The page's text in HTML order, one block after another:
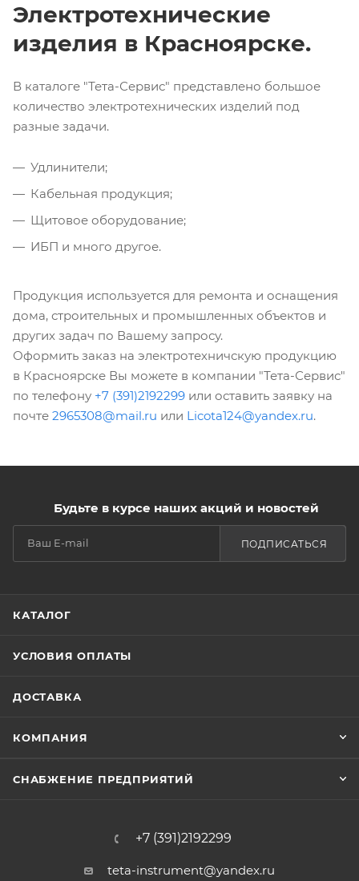
Электротехнические
изделия в Красноярске.
В каталоге "Тета-Сервис" представлено большое
количество электротехнических изделий под
разные задачи.
Удлинители;
Кабельная продукция;
Щитовое оборудование;
ИБП и много другое.
Продукция используется для ремонта и оснащения
дома, строительных и промышленных объектов и
других задач по Вашему запросу.
Оформить заказ на электротехничскую продукцию
в Красноярске Вы можете в компании "Тета-Сервис"
по телефону +7 (391)2192299 или оставить заявку на
почте 2965308@mail.ru или Licota124@yandex.ru.
Будьте в курсе наших акций и новостей
ПОДПИСАТЬСЯ
КАТАЛОГ
УСЛОВИЯ ОПЛАТЫ
ДОСТАВКА
КОМПАНИЯ
СНАБЖЕНИЕ ПРЕДПРИЯТИЙ
+7 (391)2192299
teta-instrument@yandex.ru